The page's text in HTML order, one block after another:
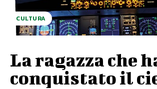
CULTURA
La ragazza che
conquistato il